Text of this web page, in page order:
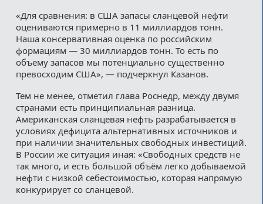
«Для сравнения: в США запасы сланцевой нефти
оцениваются примерно в 11 миллиардов тонн.
Наша консервативная оценка по российским
формациям — 30 миллиардов тонн. То есть по
объему запасов мы потенциально существенно
превосходим США», — подчеркнул Казанов.
Тем не менее, отметил глава Роснедр, между двумя
странами есть принципиальная разница.
Американская сланцевая нефть разрабатывается в
условиях дефицита альтернативных источников и
при наличии значительных свободных инвестиций.
В России же ситуация иная: «Свободных средств не
так много, и есть большой объём легко добываемой
нефти с низкой себестоимостью, которая напрямую
конкурирует со сланцевой.